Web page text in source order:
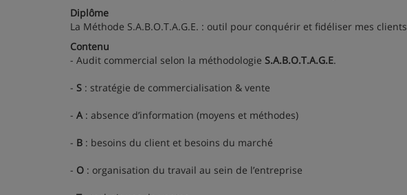
Diplôme
La Méthode S.A.B.O.T.A.G.E. : outil pour conquérir et fidéliser mes clients
Contenu
- Audit commercial selon la méthodologie S.A.B.O.T.A.G.E.
- S : stratégie de commercialisation & vente
- A: absence d’information (moyens et méthodes)
- B : besoins du client et besoins du marché
- O : organisation du travail au sein de l’entreprise